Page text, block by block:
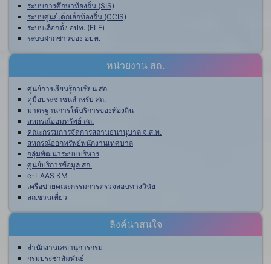
ระบบการศึกษาท้องถิ่น (SIS)
ระบบศูนย์เด็กเล็กท้องถิ่น (CCIS)
ระบบเลือกตั้ง อปท. (ELE)
ระบบฝากข่าวของ อปท.
หน่วยงาน สถ.
ศูนย์การเรียนรู้อาเซียน สถ.
คู่มือประชาชนสำหรับ สถ.
มาตรฐานการให้บริการของท้องถิ่น
สหกรณ์ออมทรัพย์ สถ.
คณะกรรมการจัดการสถานธนานุบาล จ.ส.ท.
สหกรณ์ออกทรัพย์พนักงานเทศบาล
กลุ่มพัฒนาระบบบริหาร
ศูนย์บริการข้อมูล สถ.
e-LAAS KM
เครือข่ายคณะกรรมการตรวจสอบทางวินัย
สถ.ชวนเที่ยว
ลิงค์น่าสนใจ
สำนักงานเลขานุการกรม
กรมประชาสัมพันธ์